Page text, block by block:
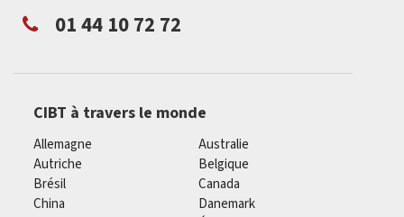
01 44 10 72 72
CIBT à travers le monde
Allemagne
Australie
Autriche
Belgique
Brésil
Canada
China
Danemark